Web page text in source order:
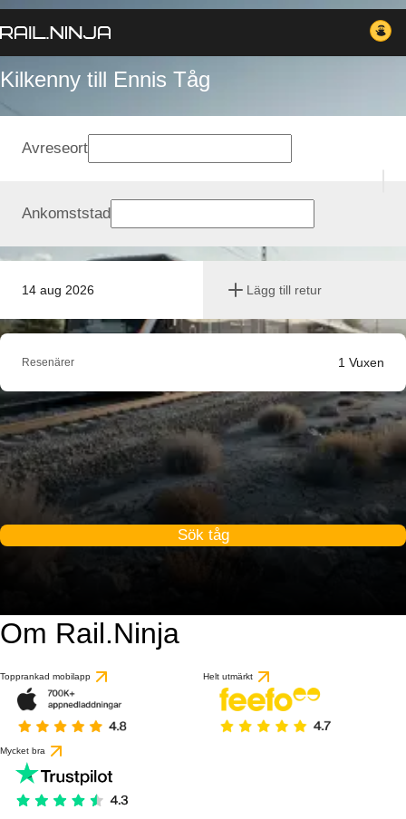
Kilkenny till Ennis Tåg
14 aug 2026 Lägg till retur
Avreseort
Ankomststad
Resenärer 1 Vuxen
Sök tåg
Om Rail.Ninja
Topprankad mobilapp Helt utmärkt
Mycket bra